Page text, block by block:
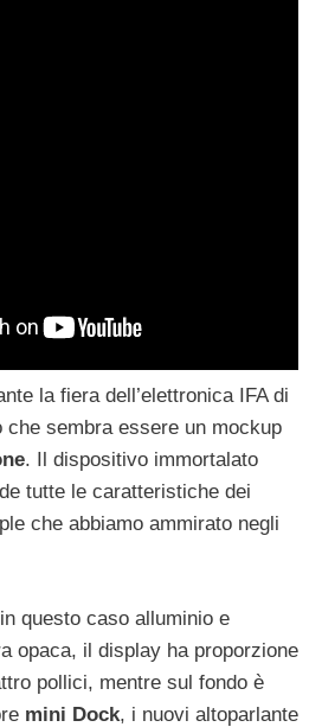
la fiera dell’elettronica IFA di
che sembra essere un mockup
. Il dispositivo immortalato
tutte le caratteristiche dei
che abbiamo ammirato negli
questo caso alluminio e
opaca, il display ha proporzione
pollici, mentre sul fondo è
mini Dock, i nuovi altoparlante